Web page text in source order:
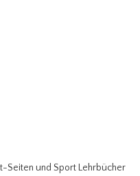
Seiten und Sport Lehrbücher